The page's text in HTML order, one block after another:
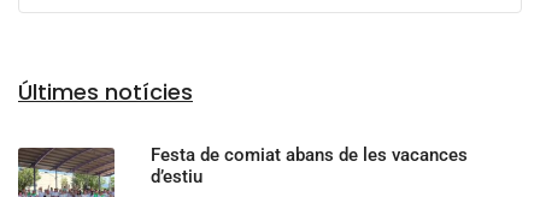
Últimes notícies
Festa de comiat abans de les vacances
d’estiu